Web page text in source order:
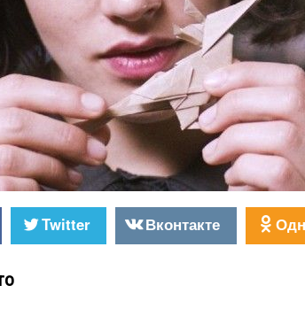
Twitter Вконтакте